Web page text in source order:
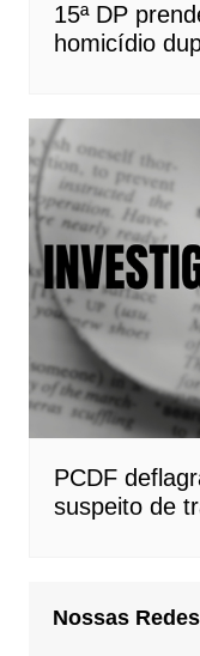
15ª DP
homicídio
PCDF
suspeito de
Nossas